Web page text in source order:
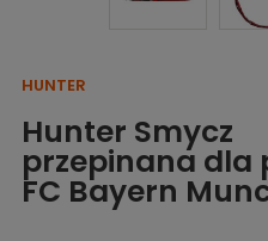
HUNTER
Hunter Smycz
przepinana dla
FC Bayern